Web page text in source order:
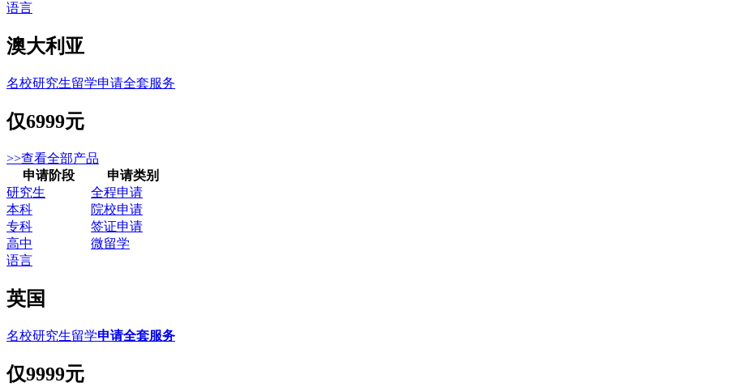
语言
澳大利亚
名校研究生留学申请全套服务
仅6999元
>>查看全部产品
申请阶段
申请类别
研究生
全程申请
本科
院校申请
专科
签证申请
高中
微留学
语言
英国
名校研究生留学申请全套服务
仅9999元